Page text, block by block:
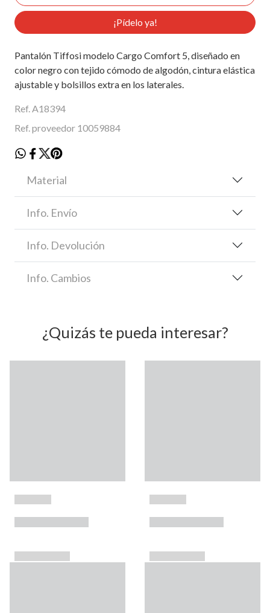
¡Pídelo ya!
Pantalón Tiffosi modelo Cargo Comfort 5, diseñado en
color negro con tejido cómodo de algodón, cintura elástica
ajustable y bolsillos extra en los laterales.
Ref. A18394
Ref. proveedor 10059884
Material
Info. Envío
Info. Devolución
Info. Cambios
¿Quizás te pueda interesar?